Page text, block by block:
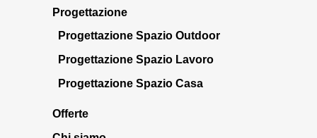
Progettazione
Progettazione Spazio Outdoor
Progettazione Spazio Lavoro
Progettazione Spazio Casa
Offerte